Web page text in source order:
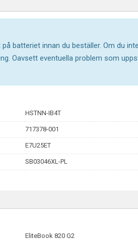
batteriet innan du beställer. Om du
Oavsett eventuella problem som
HSTNN-IB4T
717378-001
E7U25ET
SB03046XL-PL
EliteBook 820 G2